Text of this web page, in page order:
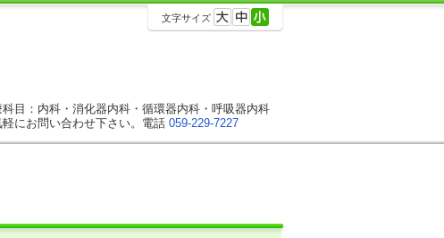
科目：内科・消化器内科・循環器内科・呼吸器内科
軽にお問い合わせ下さい。電話 059-229-7227
文字サイズ